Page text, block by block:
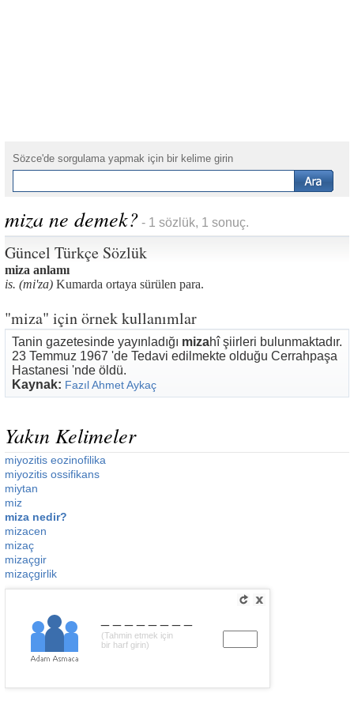
Sözce'de sorgulama yapmak için bir kelime girin
miza ne demek? - 1 sözlük, 1 sonuç.
Güncel Türkçe Sözlük
miza anlamı
is. (mi'za) Kumarda ortaya sürülen para.
"miza" için örnek kullanımlar
Tanin gazetesinde yayınladığı miza­hî şiirleri bulunmaktadır.
23 Temmuz 1967 'de Tedavi edilmekte olduğu Cerrahpaşa
Hastanesi 'nde öldü.
Kaynak: Fazıl Ahmet Aykaç
Yakın Kelimeler
miyozitis eozinofilika
miyozitis ossifikans
miytan
miz
miza nedir?
mizacen
mizaç
mizaçgir
mizaçgirlik
(Tahmin etmek için
bir harf girin)